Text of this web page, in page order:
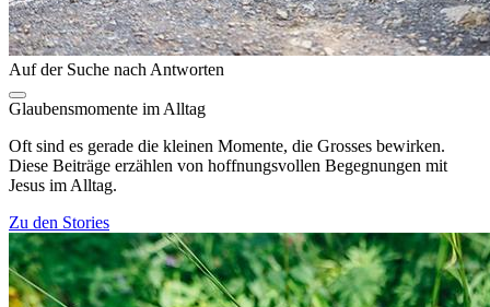
Auf der Suche nach Antworten
Glaubensmomente im Alltag
Oft sind es gerade die kleinen Momente, die Grosses bewirken.
Diese Beiträge erzählen von hoffnungsvollen Begegnungen mit
Jesus im Alltag.
Zu den Stories